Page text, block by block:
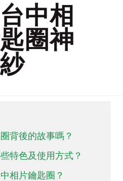
中相
圈神
背後的故事嗎？
特色及使用方式？
相片鑰匙圈？